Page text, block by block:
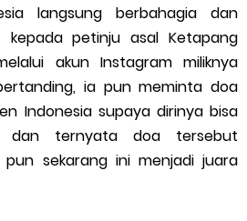
Paket Telkomsel Mitra Gojek
InDriver dengan Mudah
Food yang Perlu Kamu Ketahui
Lala Motor dan Mobil 2023
Gopay Biasa dan Upgrade
langsung berbahagia dan
kepada petinju asal Ketapang
akun Instagram miliknya
ia pun meminta doa
Indonesia supaya dirinya bisa
dan ternyata doa tersebut
sekarang ini menjadi juara